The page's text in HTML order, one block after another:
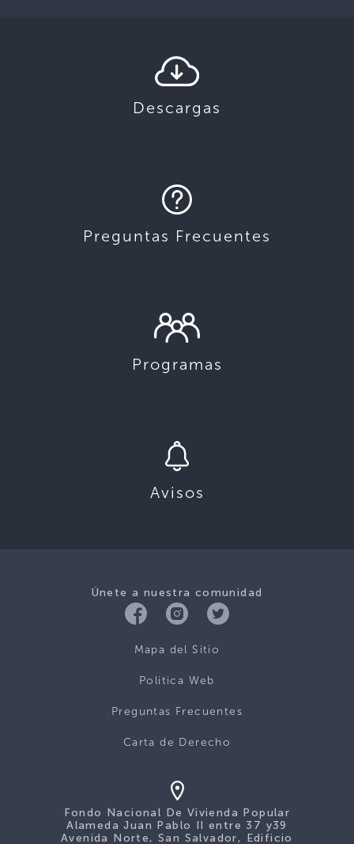
Descargas
Preguntas Frecuentes
Programas
Avisos
Únete a nuestra comunidad
Mapa del Sitio
Politica Web
Preguntas Frecuentes
Carta de Derecho
Fondo Nacional De Vivienda Popular
Alameda Juan Pablo II entre 37 y39
Avenida Norte, San Salvador, Edificio